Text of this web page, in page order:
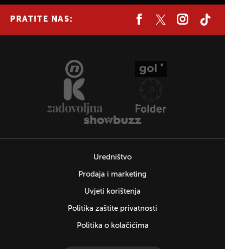
PRATITE NAS:
Uredništvo
Prodaja i marketing
Uvjeti korištenja
Politika zaštite privatnosti
Politika o kolačićima